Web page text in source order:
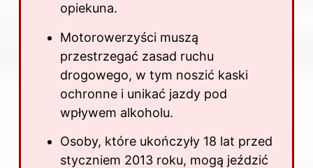
opiekuna.
Motorowerzyści muszą
przestrzegać zasad ruchu
drogowego, w tym noszić kaski
ochronne i unikać jazdy pod
wpływem alkoholu.
Osoby, które ukończyły 18 lat przed
styczniem 2013 roku, mogą jeździć